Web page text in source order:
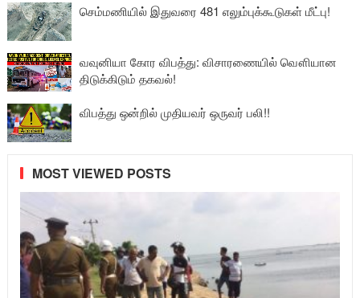
செம்மணியில் இதுவரை 481 எலும்புக்கூடுகள் மீட்பு!
வவுனியா கோர விபத்து: விசாரணையில் வௌியான
திடுக்கிடும் தகவல்!
விபத்து ஒன்றில் முதியவர் ஒருவர் பலி!!
MOST VIEWED POSTS